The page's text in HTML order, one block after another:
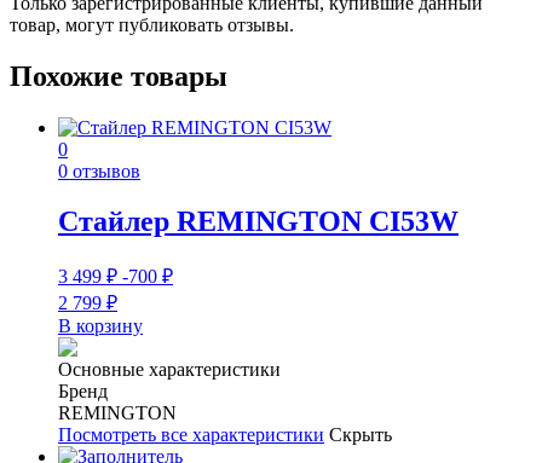
товар, могут публиковать отзывы.
Похожие товары
0
0 отзывов
Стайлер REMINGTON CI53W
3 499 ₽ -700 ₽
2 799 ₽
В корзину
Основные характеристики
Бренд
REMINGTON
Посмотреть все характеристики Скрыть